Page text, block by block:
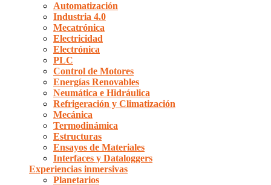
Automatización
Industria 4.0
Mecatrónica
Electricidad
Electrónica
PLC
Control de Motores
Energías Renovables
Neumática e Hidráulica
Refrigeración y Climatización
Mecánica
Termodinámica
Estructuras
Ensayos de Materiales
Interfaces y Dataloggers
Experiencias inmersivas
Planetarios